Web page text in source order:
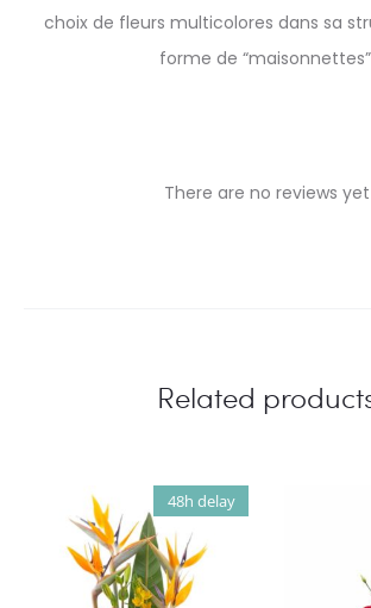
choix de fleurs multicolores dans sa
forme de
There are no reviews yet
Related
48h delay